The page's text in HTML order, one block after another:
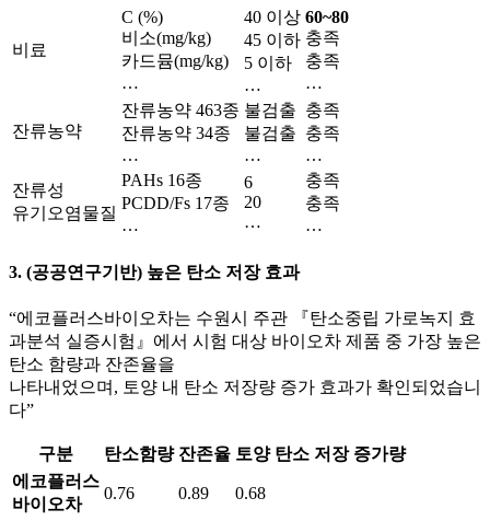
비료
C (%)
비소(mg/kg)
카드뮴(mg/kg)
…
40 이상
45 이하
5 이하
…
60~80
충족
충족
…
잔류농약
잔류농약 463종
잔류농약 34종
…
불검출
불검출
…
충족
충족
…
잔류성
유기오염물질
PAHs 16종
PCDD/Fs 17종
…
6
20
…
충족
충족
…
3. (공공연구기반) 높은 탄소 저장 효과
“에코플러스바이오차는 수원시 주관 『탄소중립 가로녹지 효
과분석 실증시험』에서 시험 대상 바이오차 제품 중 가장 높은
탄소 함량과 잔존율을
나타내었으며, 토양 내 탄소 저장량 증가 효과가 확인되었습니
다”
구분 탄소함량 잔존율 토양 탄소 저장 증가량
에코플러스
바이오차
0.76 0.89 0.68